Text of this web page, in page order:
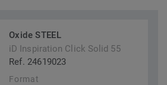
Oxide STEEL
iD Inspiration Click Solid 55
Ref. 24619023
Format